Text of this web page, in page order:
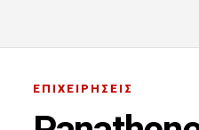
ΕΠΙΧΕΙΡΗΣΕΙΣ